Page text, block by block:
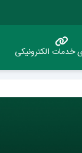
خدمات الکترونیکی